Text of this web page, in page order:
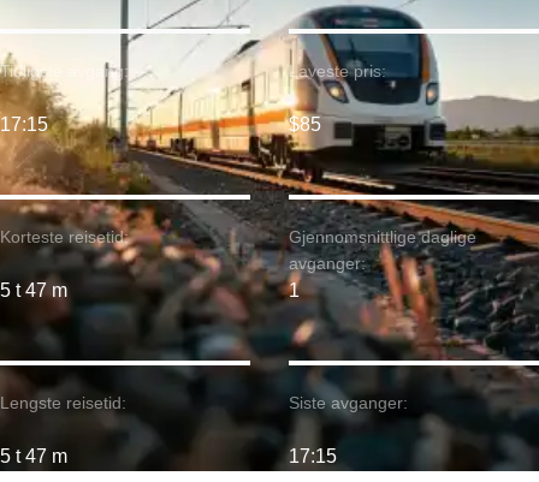
Korteste reisetid:
5 t 47 m
Tidligste avgang:
17:15
Lengste reisetid:
5 t 47 m
Laveste pris:
$85
Gjennomsnittlige daglige
avganger:
1
Siste avganger:
17:15